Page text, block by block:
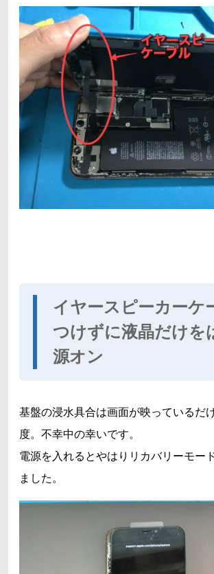
イヤースピーカーケ
つけずに液晶だけを
源オン
基盤の浸水具合は画面が映っているだ
度。不幸中の幸いです。
電源を入れるとやはりリカバリーモー
ました。